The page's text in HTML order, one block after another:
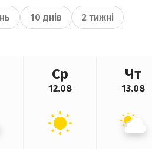
10 днів 2 тижні
Ср
12.08
Чт
13.08